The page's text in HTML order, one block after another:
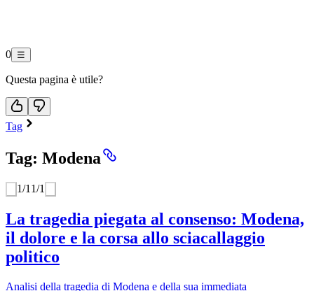
0 ☰
Questa pagina è utile?
Tag
Tag: Modena
1/1 1/1
La tragedia piegata al consenso: Modena,
il dolore e la corsa allo sciacallaggio
politico
Analisi della tragedia di Modena e della sua immediata